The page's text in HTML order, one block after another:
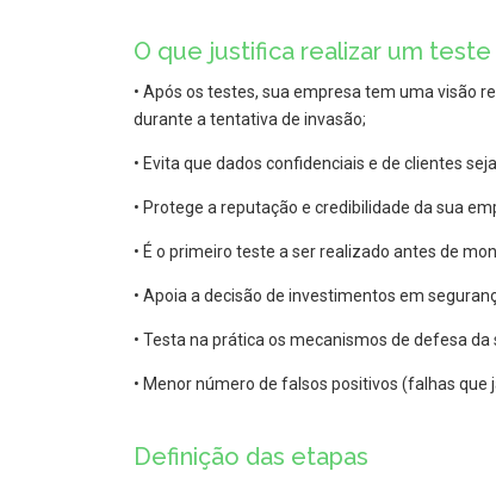
O que justifica realizar um teste
• Após os testes, sua empresa tem uma visão
durante a tentativa de invasão;
• Evita que dados confidenciais e de clientes
• Protege a reputação e credibilidade da sua
• É o primeiro teste a ser realizado antes de
• Apoia a decisão de investimentos em
• Testa na prática os mecanismos de defesa da
• Menor número de falsos positivos (falhas que
Definição das etapas